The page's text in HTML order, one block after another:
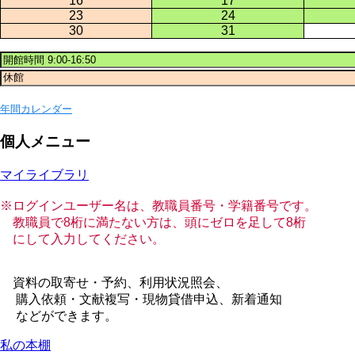
23
24
30
31
年間カレンダー
個人メニュー
マイライブラリ
※ログインユーザー名は、教職員番号・学籍番号です。
教職員で8桁に満たない方は、頭にゼロを足して8桁
にして入力してください。
資料の取寄せ・予約、利用状況照会、
購入依頼・文献複写・現物貸借申込、新着通知
などができます。
私の本棚